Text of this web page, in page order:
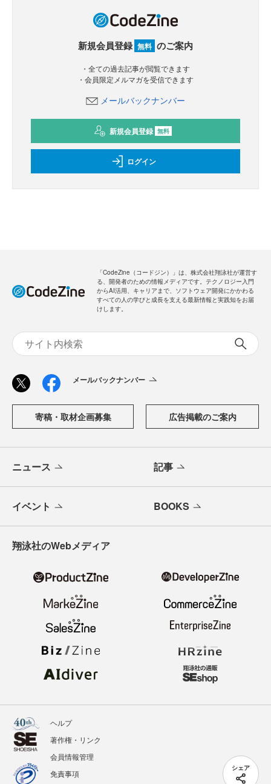
シェア
新規会員登録 無料 のご案内
・全ての過去記事が閲覧できます
・会員限定メルマガを受信できます
メールバックナンバー
新規会員登録 無料
ログイン
「CodeZine（コードジン）」は、株式会社翔泳社が運営す
る、開発者のための情報メディアです。テクノロジー入門
からAI活用、キャリアまで、ソフトウェア開発にかかわる
すべての人の学びと成長を支える最新情報と実践知をお届
けします。
メールバックナンバー
寄稿・取材企画募集 広告掲載のご案内
ニュース 記事
イベント BOOKS
翔泳社のWebメディア
ヘルプ
著作権・リンク
会員情報管理
免責事項